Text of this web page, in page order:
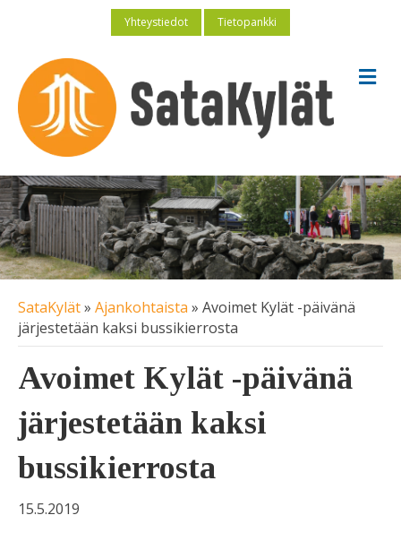
Yhteystiedot Tietopankki
V
a
o
SataKylät» Ajankohtaista » Avoimet Kylät -päivänä
järjestetään kaksi bussikierrosta
Avoimet Kylät -päivänä
järjestetään kaksi
bussikierrosta
15.5.2019